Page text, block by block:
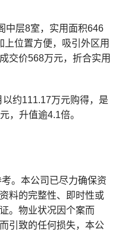
中层8室，实用面积646
位置方便，吸引外区用
交价568万元，折合实用
约111.17万元购得，是
，升值逾4.1倍。
。本公司已尽力确保资
料的完整性、即时性或
。物业状况因个案而
引致的任何损失，本公